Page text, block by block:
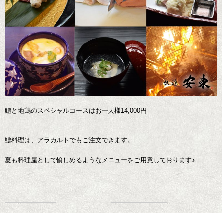
鱧と地鶏のスペシャルコースはお一人様14,000円
鱧料理は、アラカルトでもご注文できます。
夏も料理屋として愉しめるようなメニューをご用意しております♪